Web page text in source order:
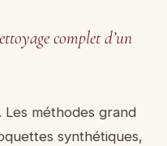
complet d’un
Les méthodes grand
synthétiques,